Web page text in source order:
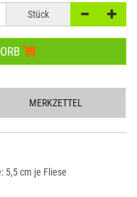
Stück
MERKZETTEL
5,5 cm je Fliese